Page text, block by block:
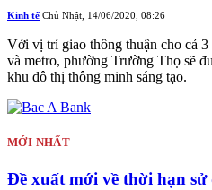
Kinh tế Chủ Nhật, 14/06/2020, 08:26
Với vị trí giao thông thuận cho cả
và metro, phường Trường Thọ sẽ
khu đô thị thông minh sáng tạo.
MỚI NHẤT
Đề xuất mới về thời hạn sử